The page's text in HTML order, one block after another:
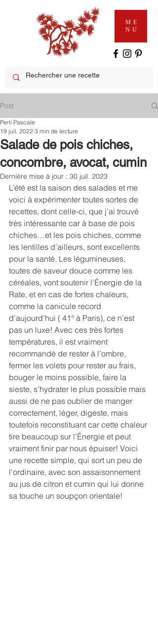
ME
NU
Post
Salade de pois chiches,
concombre, avocat, cumin
Perli Pascale
19 juil. 2022 3 min de lecture
Dernière mise à jour : 30 juil. 2023
L’été est la saison des salades et me
voici à expérimenter toutes sortes de
recettes, dont celle-ci, que j’ai trouvé
très intéressante car à base de pois
chiches…et les pois chiches, comme
les lentilles d’ailleurs, sont excellents
pour la santé. Les légumineuses,
toutes de saveur douce comme les
céréales, vont soutenir l’Énergie de la
Rate, et en cas de fortes chaleurs,
comme la canicule record
d’aujourd’hui ( 41° à Paris), ce n’est
pas un luxe! Avec ces très fortes
températures, il est vraiment
recommandé de rester à l’ombre,
fermer les volets pour rester au frais,
bouger le moins possible, faire la
sieste, s’hydrater le plus possible mais
aussi de ne pas oublier de manger
correctement, léger, digeste, mais
toutefois reconstituant car cette chaleur
tire beaucoup sur l’Énergie et peut
vraiment finir par nous épuiser! Voici
une recette simple, qui sort un peu de
l'ordinaire, avec son assaisonnement
au jus de citron et cumin qui lui donne
sa touche un soupçon orientale!